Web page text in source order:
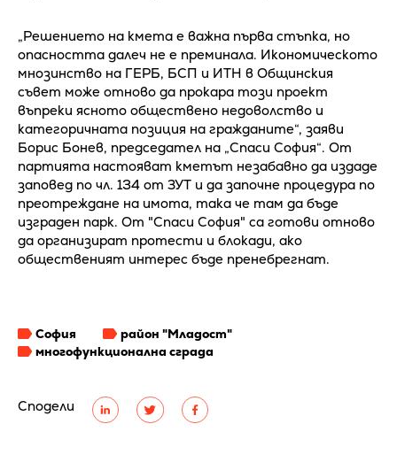
Сподели
„Решението на кмета е важна първа стъпка, но
опасността далеч не е преминала. Икономическото
мнозинство на ГЕРБ, БСП и ИТН в Общинския
съвет може отново да прокара този проект
въпреки ясното обществено недоволство и
категоричната позиция на гражданите“, заяви
Борис Бонев, председател на „Спаси София“. От
партията настояват кметът незабавно да издаде
заповед по чл. 134 от ЗУТ и да започне процедура по
преотреждане на имота, така че там да бъде
изграден парк. От "Спаси София" са готови отново
да организират протести и блокади, ако
общественият интерес бъде пренебрегнат.
София
район "Младост"
многофункционална сграда